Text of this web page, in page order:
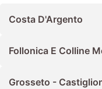
Costa D'Argento
Follonica E Colline
Grosseto -